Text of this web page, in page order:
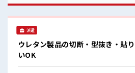
ランチや休憩も充実しそう♪ 職
置きすぎには注意が必要です
派遣
ウレタン製品の切断・型抜き・貼
いOK